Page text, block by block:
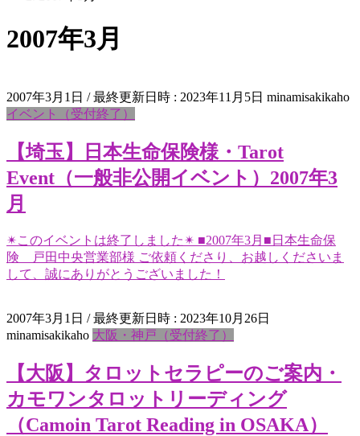
2007年3月
2007年3月1日 / 最終更新日時 : 2023年11月5日 minamisakikaho
イベント（受付終了）
【埼玉】日本生命保険様・Tarot
Event（一般非公開イベント）2007年3
月
✴︎このイベントは終了しました✴︎ ■2007年3月■日本生命保
険 戸田中央営業部様 ご依頼くださり、お越しくださいま
して、誠にありがとうございました！
2007年3月1日 / 最終更新日時 : 2023年10月26日
minamisakikaho 大阪・神戸（受付終了）
【大阪】タロットセラピーのご案内・
カモワンタロットリーディング
（Camoin Tarot Reading in OSAKA）